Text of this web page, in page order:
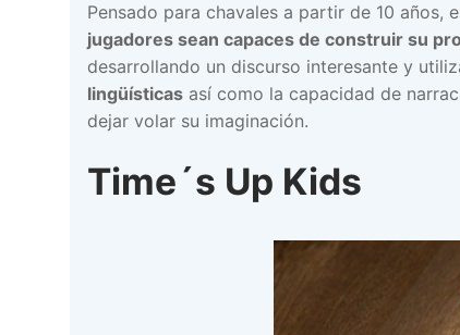
Pensado para chavales a partir de 10
jugadores sean capaces de construir su
desarrollando un discurso interesante y
lingüísticas así como la capacidad de
dejar volar su imaginación.
Time´s Up Kids